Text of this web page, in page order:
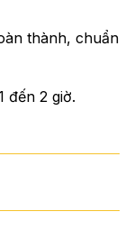
thành, chuẩn
đến 2 giờ.